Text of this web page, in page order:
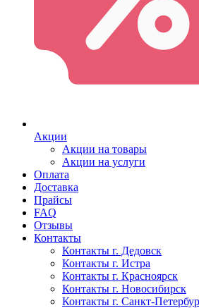
Акции
Акции на товары
Акции на услуги
Оплата
Доставка
Прайсы
FAQ
Отзывы
Контакты
Контакты г. Дедовск
Контакты г. Истра
Контакты г. Красноярск
Контакты г. Новосибирск
Контакты г. Санкт-